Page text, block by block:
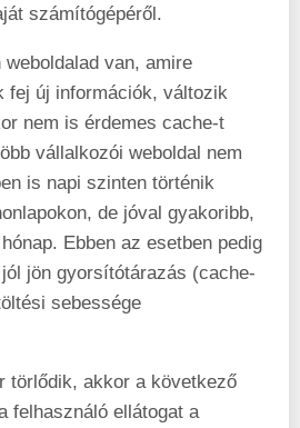
számítógépéről.
weboldalad van, amire
fej új információk, változik
nem is érdemes cache-t
vállalkozói weboldal nem
is napi szinten történik
de jóval gyakoribb,
Ebben az esetben pedig
jön gyorsítótárazás (cache-
sebessége
törlődik, akkor a következő
felhasználó ellátogat a